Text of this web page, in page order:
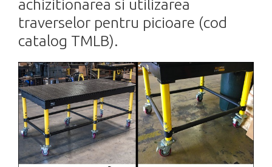
achizitionarea si utilizarea
traverselor pentru picioare (cod
catalog TMLB).